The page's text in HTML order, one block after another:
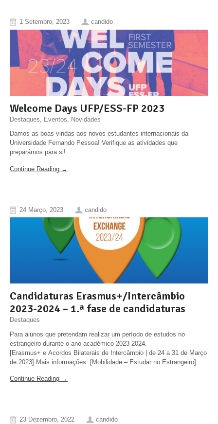
1 Setembro, 2023 candido
Welcome Days UFP/ESS-FP 2023
Destaques Eventos
Novidades
Damos as boas-vindas aos novos estudantes internacionais da
Universidade Fernando Pessoa! Verifique as atividades que
preparámos para si!
Continue Reading →
24 Março, 2023 candido
Candidaturas Erasmus+/Intercâmbio
2023-2024 – 1.ª fase de candidaturas
Destaques
Para alunos que pretendam realizar um período de estudos no
estrangeiro durante o ano académico 2023-2024.
[Erasmus+ e Acordos Bilaterais de Intercâmbio | de 24 a 31 de Março
de 2023] Mais informações: [Mobilidade – Estudar no Estrangeiro]
Continue Reading →
23 Dezembro, 2022 candido